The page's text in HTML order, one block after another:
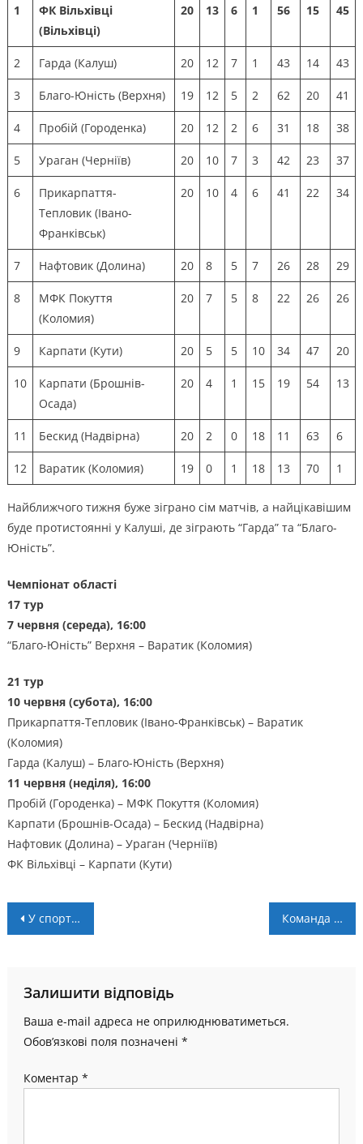
1
ФК Вільхівці
(Вільхівці)
20 13 6 1 56 15 45
2 Гарда (Калуш) 20 12 7 1 43 14 43
3 Благо-Юність (Верхня) 19 12 5 2 62 20 41
4 Пробій (Городенка) 20 12 2 6 31 18 38
5 Ураган (Черніїв) 20 10 7 3 42 23 37
6
Прикарпаття-
Тепловик (Івано-
Франківськ)
20 10 4 6 41 22 34
7 Нафтовик (Долина) 20 8 5 7 26 28 29
8
МФК Покуття
(Коломия)
20 7 5 8 22 26 26
9 Карпати (Кути) 20 5 5 10 34 47 20
10
Карпати (Брошнів-
Осада)
20 4 1 15 19 54 13
11 Бескид (Надвірна) 20 2 0 18 11 63 6
12 Варатик (Коломия) 19 0 1 18 13 70 1
Найближчого тижня буже зіграно сім матчів, а найцікавішим
буде протистоянні у Калуші, де зіграють “Гарда” та “Благо-
Юність”.
Чемпіонат області
17 тур
7 червня (середа), 16:00
“Благо-Юність” Верхня – Варатик (Коломия)
21 тур
10 червня (субота), 16:00
Прикарпаття-Тепловик (Івано-Франківськ) – Варатик
(Коломия)
Гарда (Калуш) – Благо-Юність (Верхня)
11 червня (неділя), 16:00
Пробій (Городенка) – МФК Покуття (Коломия)
Карпати (Брошнів-Осада) – Бескид (Надвірна)
Нафтовик (Долина) – Ураган (Черніїв)
ФК Вільхівці – Карпати (Кути)
Навігація
У спорткомплексі “Інваспорт” пройде Кубок пам’яті Героїв Національної гвардії України Команда ІФ ОДЮСШ стала другою у ВЮБЛ серед дівчат 2011 р. н.
Залишити відповідь
Ваша e-mail адреса не оприлюднюватиметься.
Обов’язкові поля позначені *
Коментар *